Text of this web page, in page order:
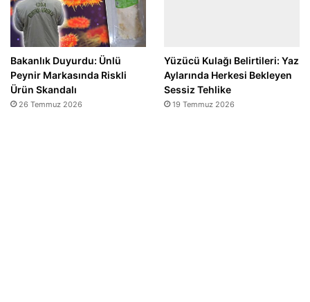
Bakanlık Duyurdu: Ünlü
Peynir Markasında Riskli
Ürün Skandalı
26 Temmuz 2026
Yüzücü Kulağı Belirtileri: Yaz
Aylarında Herkesi Bekleyen
Sessiz Tehlike
19 Temmuz 2026